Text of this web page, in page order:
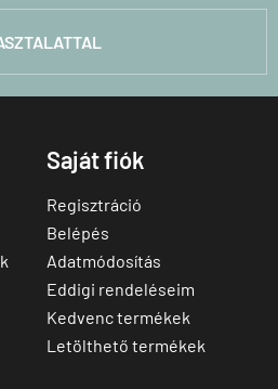
Saját fiók
Regisztráció
Belépés
Adatmódosítás
Eddigi rendeléseim
Kedvenc termékek
Letölthető termékek